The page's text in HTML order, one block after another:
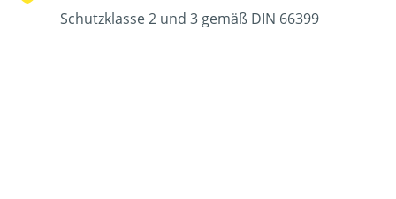
Schutzklasse 2 und 3 gemäß DIN 66399